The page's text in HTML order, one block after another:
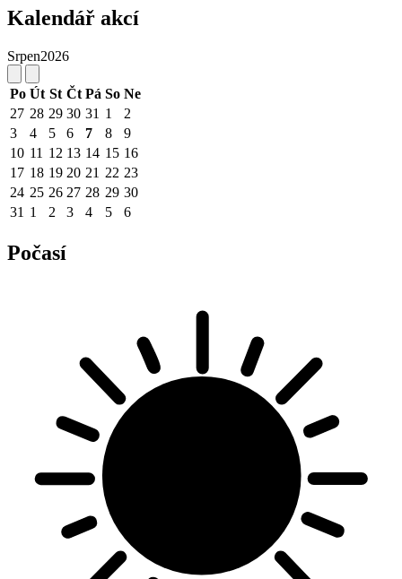
Kalendář akcí
Srpen2026
Po Út St Čt Pá So Ne
27 28 29 30 31 1
2
3
4 5 6 7 8
9
10 11 12 13 14 15 16
17 18 19 20 21 22 23
24 25 26 27 28 29 30
31 1 2 3 4 5 6
Počasí